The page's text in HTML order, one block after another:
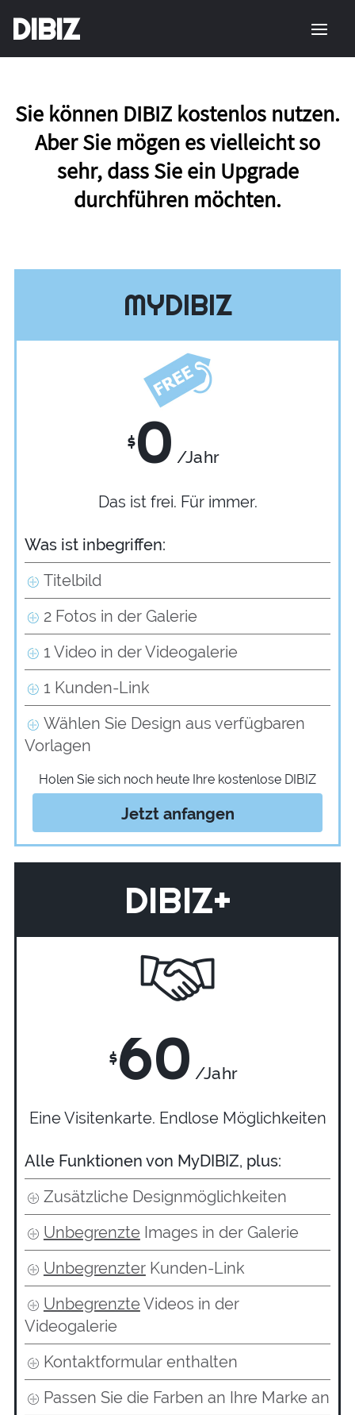
DIBIZ
Sie können DIBIZ kostenlos nutzen.
Aber Sie mögen es vielleicht so
sehr, dass Sie ein Upgrade
durchführen möchten.
MYDIBIZ
$0 /Jahr
Das ist frei. Für immer.
Was ist inbegriffen:
Titelbild
2 Fotos in der Galerie
1 Video in der Videogalerie
1 Kunden-Link
Wählen Sie Design aus verfügbaren
Vorlagen
Holen Sie sich noch heute Ihre kostenlose DIBIZ
Jetzt anfangen
DIBIZ+
$60 /Jahr
Eine Visitenkarte. Endlose Möglichkeiten
Alle Funktionen von MyDIBIZ, plus:
Zusätzliche Designmöglichkeiten
Unbegrenzte Images in der Galerie
UnbegrenzterKunden-Link
Unbegrenzte Videos in der
Videogalerie
Kontaktformular enthalten
Passen Sie die Farben an Ihre Marke an